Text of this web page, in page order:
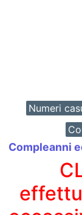
Numeri
Compleanni